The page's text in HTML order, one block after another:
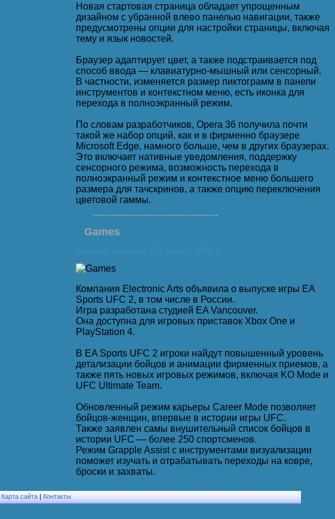
Новая стартовая страница обладает упрощенным
дизайном с убранной влево панелью навигации, также
предусмотрены опции для настройки страницы, включая
тему и язык новостей.
Браузер адаптирует цвет, а также подстраивается под
способ ввода — клавиатурно-мышный или сенсорный.
В частности, изменяется размер пиктограмм в панели
инструментов и контекстном меню, есть иконка для
перехода в полноэкранный режим.
По словам разработчиков, Opera 36 получила почти
такой же набор опций, как и в фирменно браузере
Microsoft Edge, намного больше, чем в других браузерах.
Это включает нативные уведомления, поддержку
сенсорного режима, возможность перехода в
полноэкранный режим и контекстное меню большего
размера для тачскринов, а также опцию переключения
цветовой гаммы.
Games
Компания Electronic Arts объявила о выпуске игры EA
Sports UFC 2, в том числе в России.
Игра разработана студией EA Vancouver.
Она доступна для игровых приставок Xbox One и
PlayStation 4.
В EA Sports UFC 2 игроки найдут повышенный уровень
детализации бойцов и анимации фирменных приемов, а
также пять новых игровых режимов, включая KO Mode и
UFC Ultimate Team.
Обновленный режим карьеры Career Mode позволяет
бойцов-женщин, впервые в истории игры UFC.
Также заявлен самы внушительный список бойцов в
истории UFC — более 250 спортсменов.
Режим Grapple Assist с инструментами визуализации
поможет изучать и отрабатывать переходы на ковре,
броски и захваты.
Карта сайта| Контакты